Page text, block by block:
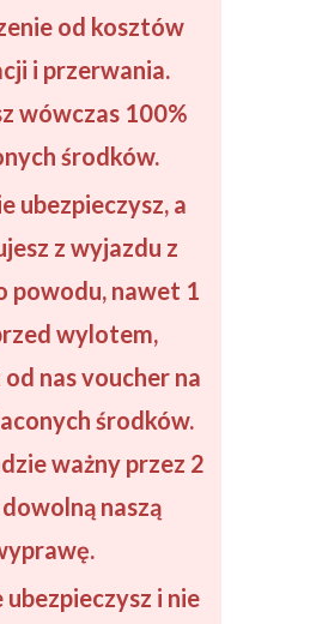
od kosztów
i przerwania.
wówczas 100%
środków.
ubezpieczysz, a
z wyjazdu z
powodu, nawet 1
wylotem,
nasvoucher na
środków.
ważny przez 2
naszą
ubezpieczysz i nie